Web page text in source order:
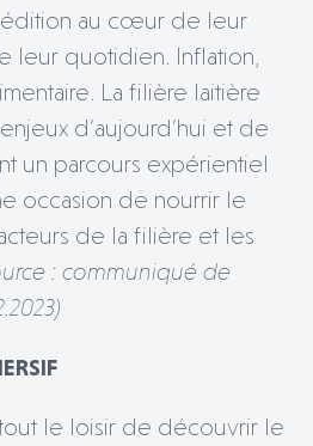
au cœur de leur
leur quotidien. Inflation,
La filière laitière
d’aujourd’hui et de
un parcours expérientiel
occasion de nourrir le
de la filière et les
: communiqué de
tout le loisir de découvrir le